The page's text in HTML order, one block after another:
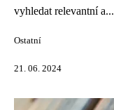
vyhledat relevantní a...
Ostatní
21. 06. 2024